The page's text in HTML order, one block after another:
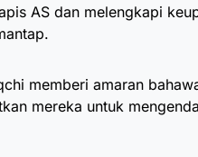
AS dan melengkapi
memberi amaran
mereka untuk